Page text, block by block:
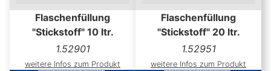
Flaschenfüllung
"Stickstoff" 10 ltr.
1.52901
weitere Infos zum Produkt
Flaschenfüllung
"Stickstoff" 20 ltr.
1.52951
weitere Infos zum Produkt